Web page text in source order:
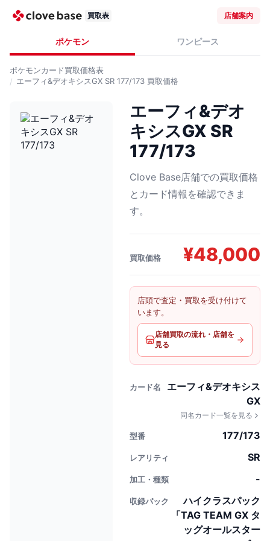
買取表 店舗案内
ポケモン ワンピース
ポケモンカード買取価格表
エーフィ&デオキシスGX SR 177/173 買取価格
エーフィ&デオ
キシスGX SR
177/173
Clove Base店舗での買取価格
とカード情報を確認できま
す。
買取価格 ¥48,000
店頭で査定・買取を受け付けて
います。
店舗買取の流れ・店舗を
見る
カード名
エーフィ&デオキシス
GX
同名カード一覧を見る
型番 177/173
レアリティ SR
加工・種類 -
収録パック
ハイクラスパック
「TAG TEAM GX タ
ッグオールスター